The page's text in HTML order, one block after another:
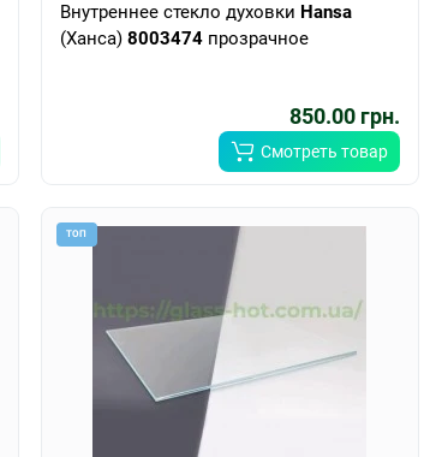
Внутреннее стекло духовки Hansa
(Ханса) 8003474прозрачное
850.00 грн.
Смотреть товар
ТОП